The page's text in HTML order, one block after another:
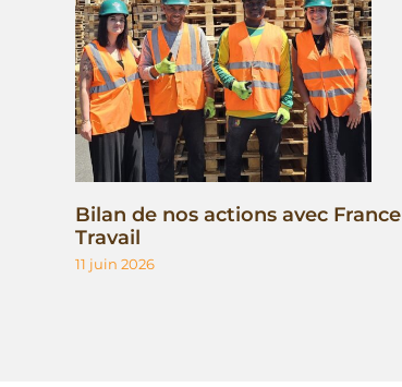
Bilan de nos actions avec France
Travail
11 juin 2026